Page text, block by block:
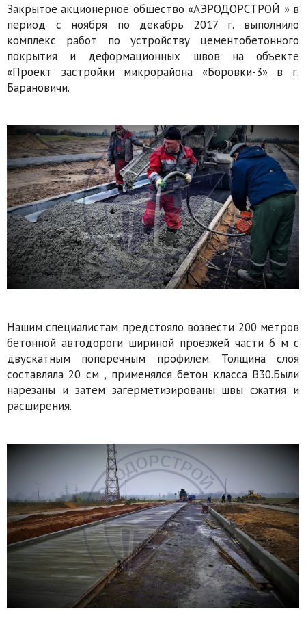
Закрытое акционерное общество «АЭРОДОРСТРОЙ » в
период с ноября по декабрь 2017 г. выполнило
комплекс работ по устройству цементобетонного
покрытия и деформационных швов на объекте
«Проект застройки микрорайона «Боровки-3» в г.
Барановичи.
Нашим специалистам предстояло возвести 200 метров
бетонной автодороги шириной проезжей части 6 м с
двускатным поперечным профилем. Толщина слоя
составляла 20 см , применялся бетон класса В30.Были
нарезаны и затем загерметизированы швы сжатия и
расширения.